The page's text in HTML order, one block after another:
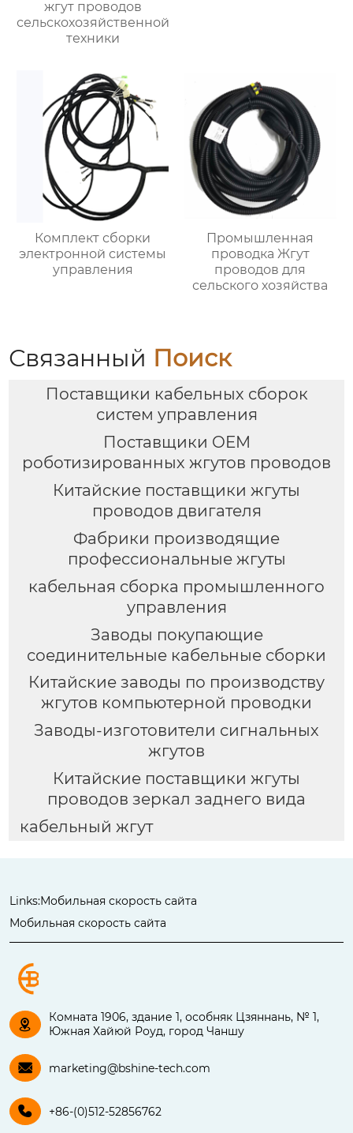
жгут проводов
сельскохозяйственной
техники
Комплект сборки
электронной системы
управления
Промышленная
проводка Жгут
проводов для
сельского хозяйства
Связанный Поиск
Поставщики кабельных сборок
систем управления
Поставщики OEM
роботизированных жгутов проводов
Китайские поставщики жгуты
проводов двигателя
Фабрики производящие
профессиональные жгуты
кабельная сборка промышленного
управления
Заводы покупающие
соединительные кабельные сборки
Китайские заводы по производству
жгутов компьютерной проводки
Заводы-изготовители сигнальных
жгутов
Китайские поставщики жгуты
проводов зеркал заднего вида
кабельный жгут
Links:Мобильная скорость сайта
Мобильная скорость сайта

Комната 1906, здание 1, особняк Цзяннань, № 1,
Южная Хайюй Роуд, город Чаншу
 marketing@bshine-tech.com
 +86-(0)512-52856762